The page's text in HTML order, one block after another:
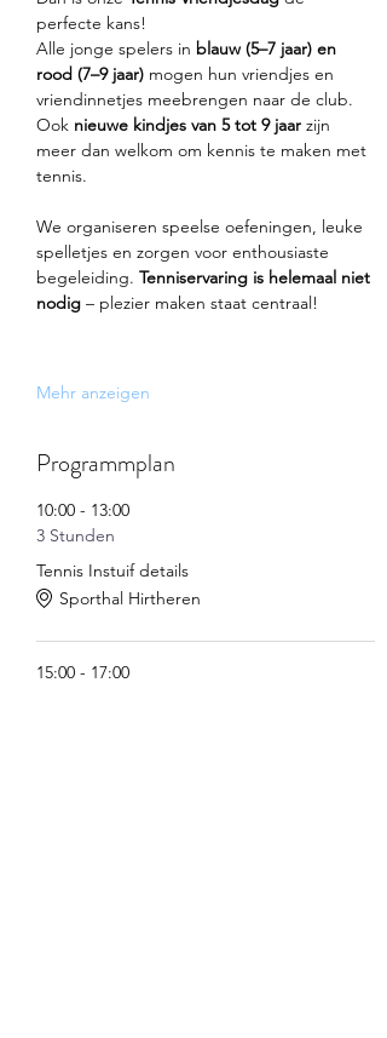
perfecte kans!
Alle jonge spelers in blauw (5–7 jaar) en
rood (7–9 jaar) mogen hun vriendjes en
vriendinnetjes meebrengen naar de club.
Ook nieuwe kindjes van 5 tot 9 jaar zijn
meer dan welkom om kennis te maken met
tennis.
We organiseren speelse oefeningen, leuke
spelletjes en zorgen voor enthousiaste
begeleiding. Tenniservaring is helemaal niet
nodig – plezier maken staat centraal!
Mehr anzeigen
Programmplan
10:00 - 13:00
3 Stunden
Tennis Instuif details
Sporthal Hirtheren
15:00 - 17:00